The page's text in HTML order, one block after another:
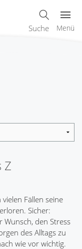
Suche Menü
Z
Fällen seine
Sicher:
Wunsch, den Stress
des Alltags zu
wie vor wichtig.